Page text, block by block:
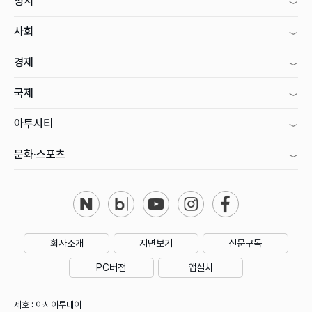
사회
경제
국제
아투시티
문화·스포츠
회사소개 지면보기 신문구독
PC버전 앱설치
제호 : 아시아투데이